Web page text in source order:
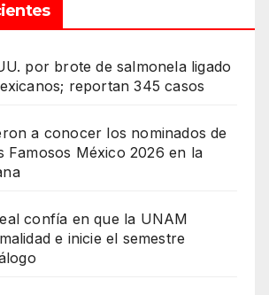
por brote de salmonela ligado
reportan 345 casos
a conocer los nominados de
Famosos México 2026 en la
confía en que la UNAM
e inicie el semestre